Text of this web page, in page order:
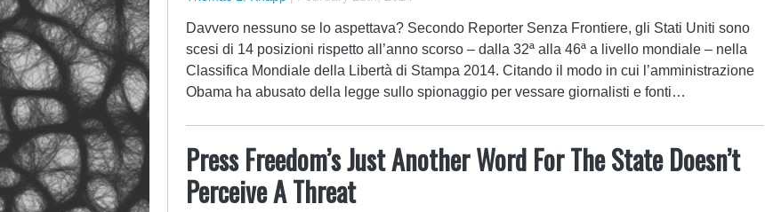
Davvero nessuno se lo aspettava? Secondo Reporter Senza Frontiere, gli Stati Uniti sono
scesi di 14 posizioni rispetto all’anno scorso – dalla 32ª alla 46ª a livello mondiale – nella
Classifica Mondiale della Libertà di Stampa 2014. Citando il modo in cui l’amministrazione
Obama ha abusato della legge sullo spionaggio per vessare giornalisti e fonti…
Press Freedom’s Just Another Word For The State Doesn’t
Perceive A Threat